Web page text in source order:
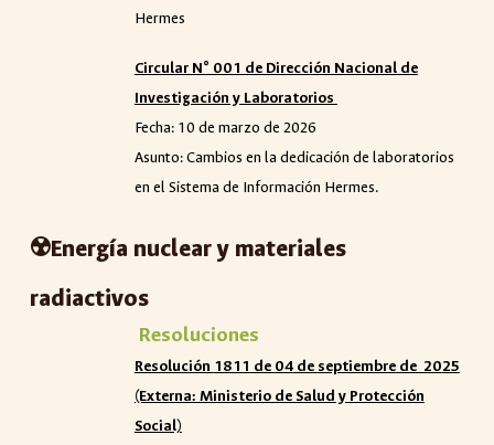
Hermes
Circular N° 001 de Dirección Nacional de
Investigación y Laboratorios
Fecha: 10 de marzo de 2026
Asunto: Cambios en la dedicación de laboratorios
en el Sistema de Información Hermes.
☢️Energía nuclear y materiales
radiactivos
Resoluciones
Resolución 1811 de 04de septiembrede 2025
(Externa: Ministerio de Salud y Protección
Social)